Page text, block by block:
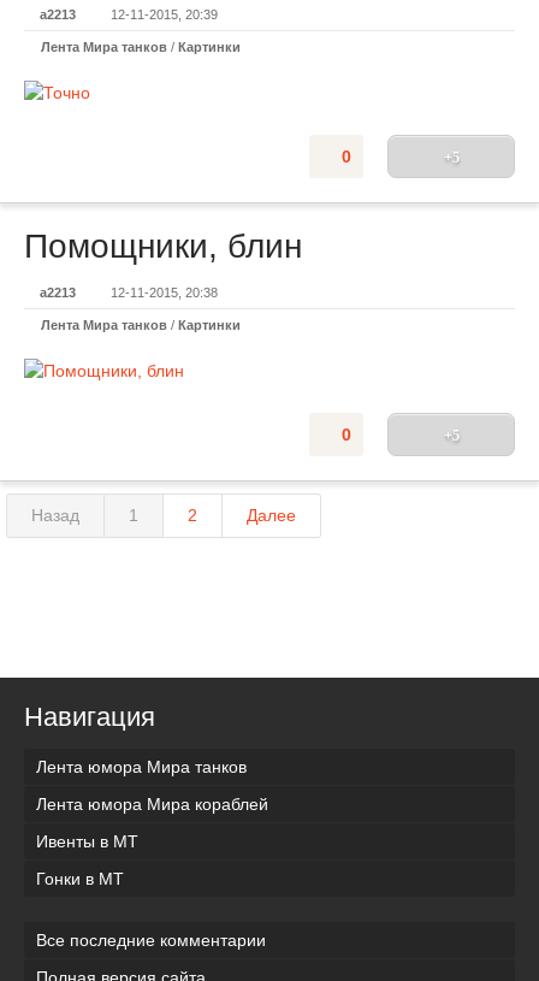
a2213 12-11-2015, 20:39
Лента Мира танков / Картинки
+5
0
Помощники, блин
a2213 12-11-2015, 20:38
Лента Мира танков / Картинки
+5
0
Назад 1 2 Далее
Навигация
Лента юмора Мира танков
Лента юмора Мира кораблей
Ивенты в МТ
Гонки в МТ
Все последние комментарии